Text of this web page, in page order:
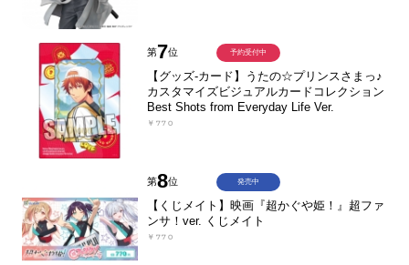
第7位
【グッズ-カード】うたの☆プリンスさまっ♪
カスタマイズビジュアルカードコレクション
Best Shots from Everyday Life Ver.
￥770
予約受付中
第8位
【くじメイト】映画『超かぐや姫！』超ファ
ンサ！ver. くじメイト
￥770
発売中